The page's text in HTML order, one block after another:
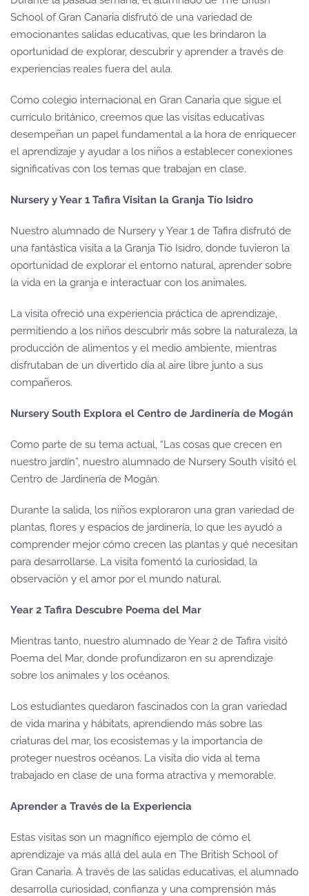
School of Gran Canaria disfrutó de una variedad de
emocionantes salidas educativas, que les brindaron la
oportunidad de explorar, descubrir y aprender a través de
experiencias reales fuera del aula.
Como colegio internacional en Gran Canaria que sigue el
currículo británico, creemos que las visitas educativas
desempeñan un papel fundamental a la hora de enriquecer
el aprendizaje y ayudar a los niños a establecer conexiones
significativas con los temas que trabajan en clase.
Nursery y Year 1 Tafira Visitan la Granja Tío Isidro
Nuestro alumnado de Nursery y Year 1 de Tafira disfrutó de
una fantástica visita a la Granja Tío Isidro, donde tuvieron la
oportunidad de explorar el entorno natural, aprender sobre
la vida en la granja e interactuar con los animales.
La visita ofreció una experiencia práctica de aprendizaje,
permitiendo a los niños descubrir más sobre la naturaleza, la
producción de alimentos y el medio ambiente, mientras
disfrutaban de un divertido día al aire libre junto a sus
compañeros.
Nursery South Explora el Centro de Jardinería de Mogán
Como parte de su tema actual, “Las cosas que crecen en
nuestro jardín”, nuestro alumnado de Nursery South visitó el
Centro de Jardinería de Mogán.
Durante la salida, los niños exploraron una gran variedad de
plantas, flores y espacios de jardinería, lo que les ayudó a
comprender mejor cómo crecen las plantas y qué necesitan
para desarrollarse. La visita fomentó la curiosidad, la
observación y el amor por el mundo natural.
Year 2 Tafira Descubre Poema del Mar
Mientras tanto, nuestro alumnado de Year 2 de Tafira visitó
Poema del Mar, donde profundizaron en su aprendizaje
sobre los animales y los océanos.
Los estudiantes quedaron fascinados con la gran variedad
de vida marina y hábitats, aprendiendo más sobre las
criaturas del mar, los ecosistemas y la importancia de
proteger nuestros océanos. La visita dio vida al tema
trabajado en clase de una forma atractiva y memorable.
Aprender a Través de la Experiencia
Estas visitas son un magnífico ejemplo de cómo el
aprendizaje va más allá del aula en The British School of
Gran Canaria. A través de las salidas educativas, el alumnado
desarrolla curiosidad, confianza y una comprensión más